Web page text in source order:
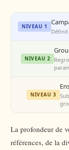
NIVEAU 1
NIVEAU 2
NIVEAU 3
La profondeur de
références, de la